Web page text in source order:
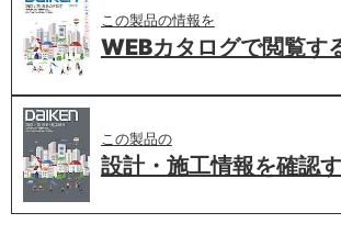
この製品の情報を
WEBカタログで閲覧す
この製品の
設計・施工情報を確認